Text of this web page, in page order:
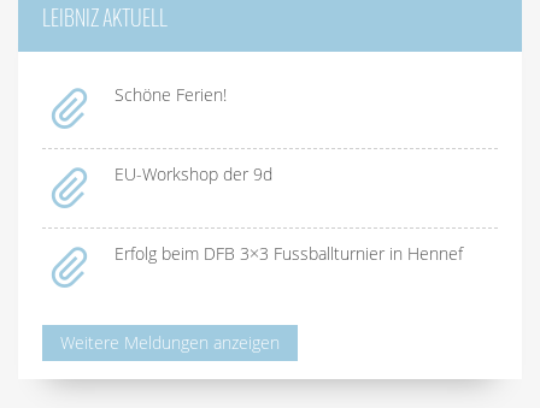
LEIBNIZ AKTUELL
Schöne Ferien!
EU-Workshop der 9d
Erfolg beim DFB 3×3 Fussballturnier in Hennef
Weitere Meldungen anzeigen